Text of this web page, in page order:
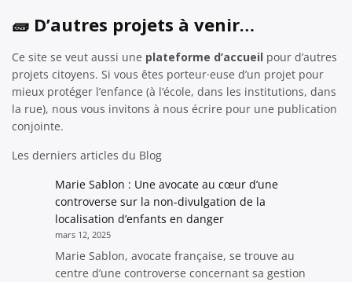
🧱 D’autres projets à venir…
Ce site se veut aussi une plateforme d’accueil pour d’autres
projets citoyens. Si vous êtes porteur·euse d’un projet pour
mieux protéger l’enfance (à l’école, dans les institutions, dans
la rue), nous vous invitons à nous écrire pour une publication
conjointe.
Les derniers articles du Blog
Marie Sablon : Une avocate au cœur d’une
controverse sur la non-divulgation de la
localisation d’enfants en danger
mars 12, 2025
Marie Sablon, avocate française, se trouve au
centre d’une controverse concernant sa gestion